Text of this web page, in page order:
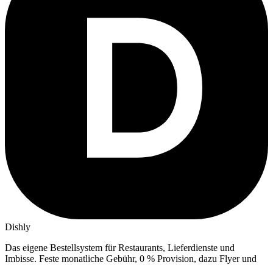
Dishly
Das eigene Bestellsystem für Restaurants, Lieferdienste und
Imbisse. Feste monatliche Gebühr, 0 % Provision, dazu Flyer und